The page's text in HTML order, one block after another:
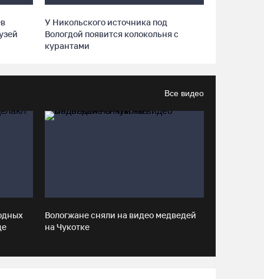
В Великоустюгском округе завершается ремонт
автодороги Усть-Алексеево – Мякинницыно
Архангелогородец устроил смертельное ДТП
под Нюксеницей, но остался на свободе
Самая маленькая и самая ценная
У Никольского источника под
Вологдой появится колокольня с
курантами
Все видео
Вологжане сняли на видео медведей
на Чукотке